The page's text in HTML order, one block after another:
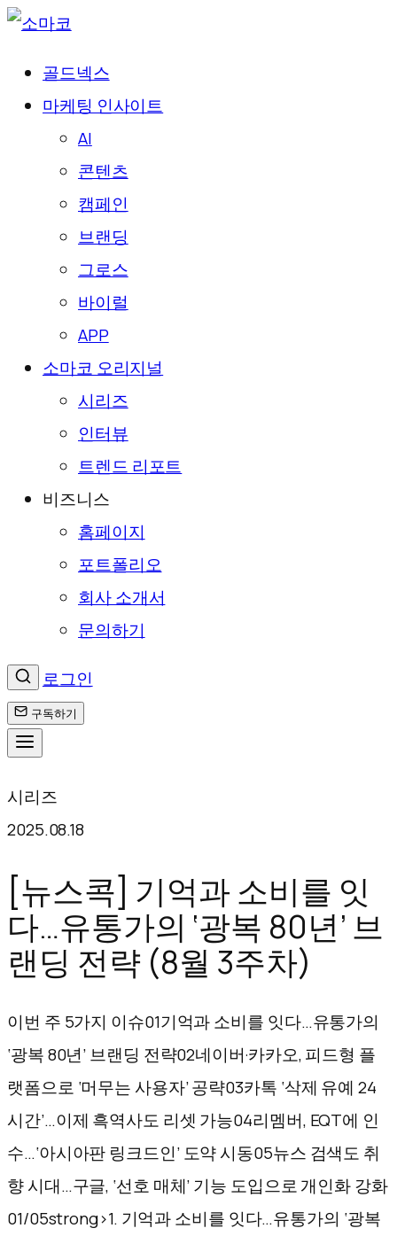
골드넥스
마케팅 인사이트
AI
콘텐츠
캠페인
브랜딩
그로스
바이럴
APP
소마코 오리지널
시리즈
인터뷰
트렌드 리포트
비즈니스
홈페이지
포트폴리오
회사 소개서
문의하기
로그인
구독하기
텐
츠
로
바
로
가
시리즈
2025.08.18
[뉴스콕] 기억과 소비를 잇
다…유통가의 ‘광복 80년’ 브
랜딩 전략 (8월 3주차)
이번 주 5가지 이슈01기억과 소비를 잇다…유통가의
‘광복 80년’ 브랜딩 전략02네이버·카카오, 피드형 플
랫폼으로 ‘머무는 사용자’ 공략03카톡 ‘삭제 유예 24
시간’…이제 흑역사도 리셋 가능04리멤버, EQT에 인
수…‘아시아판 링크드인’ 도약 시동05뉴스 검색도 취
향 시대…구글, ‘선호 매체’ 기능 도입으로 개인화 강화
01/05strong>1. 기억과 소비를 잇다…유통가의 ‘광복